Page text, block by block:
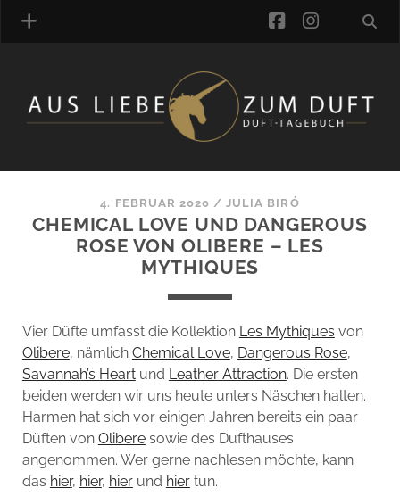
MANUFAKTUREN
DUFTNOTEN
KOMMENTARE
ARTIKEL-ARCHIV
ONLINE-SHOP
DAS ALZD-TEAM
facebook
4. FEBRUAR 2020 /JULIA BIRÓ
CHEMICAL LOVE UND DANGEROUS
ROSE VON OLIBERE – LES
MYTHIQUES
Vier Düfte umfasst die Kollektion Les Mythiques von
Olibere, nämlich Chemical Love, Dangerous Rose,
Savannah’s Heartund Leather Attraction. Die ersten
beiden werden wir uns heute unters Näschen halten.
Harmen hat sich vor einigen Jahren bereits ein paar
Düften von Oliberesowie des Dufthauses
angenommen. Wer gerne nachlesen möchte, kann
das hier, hier, hierund hiertun.